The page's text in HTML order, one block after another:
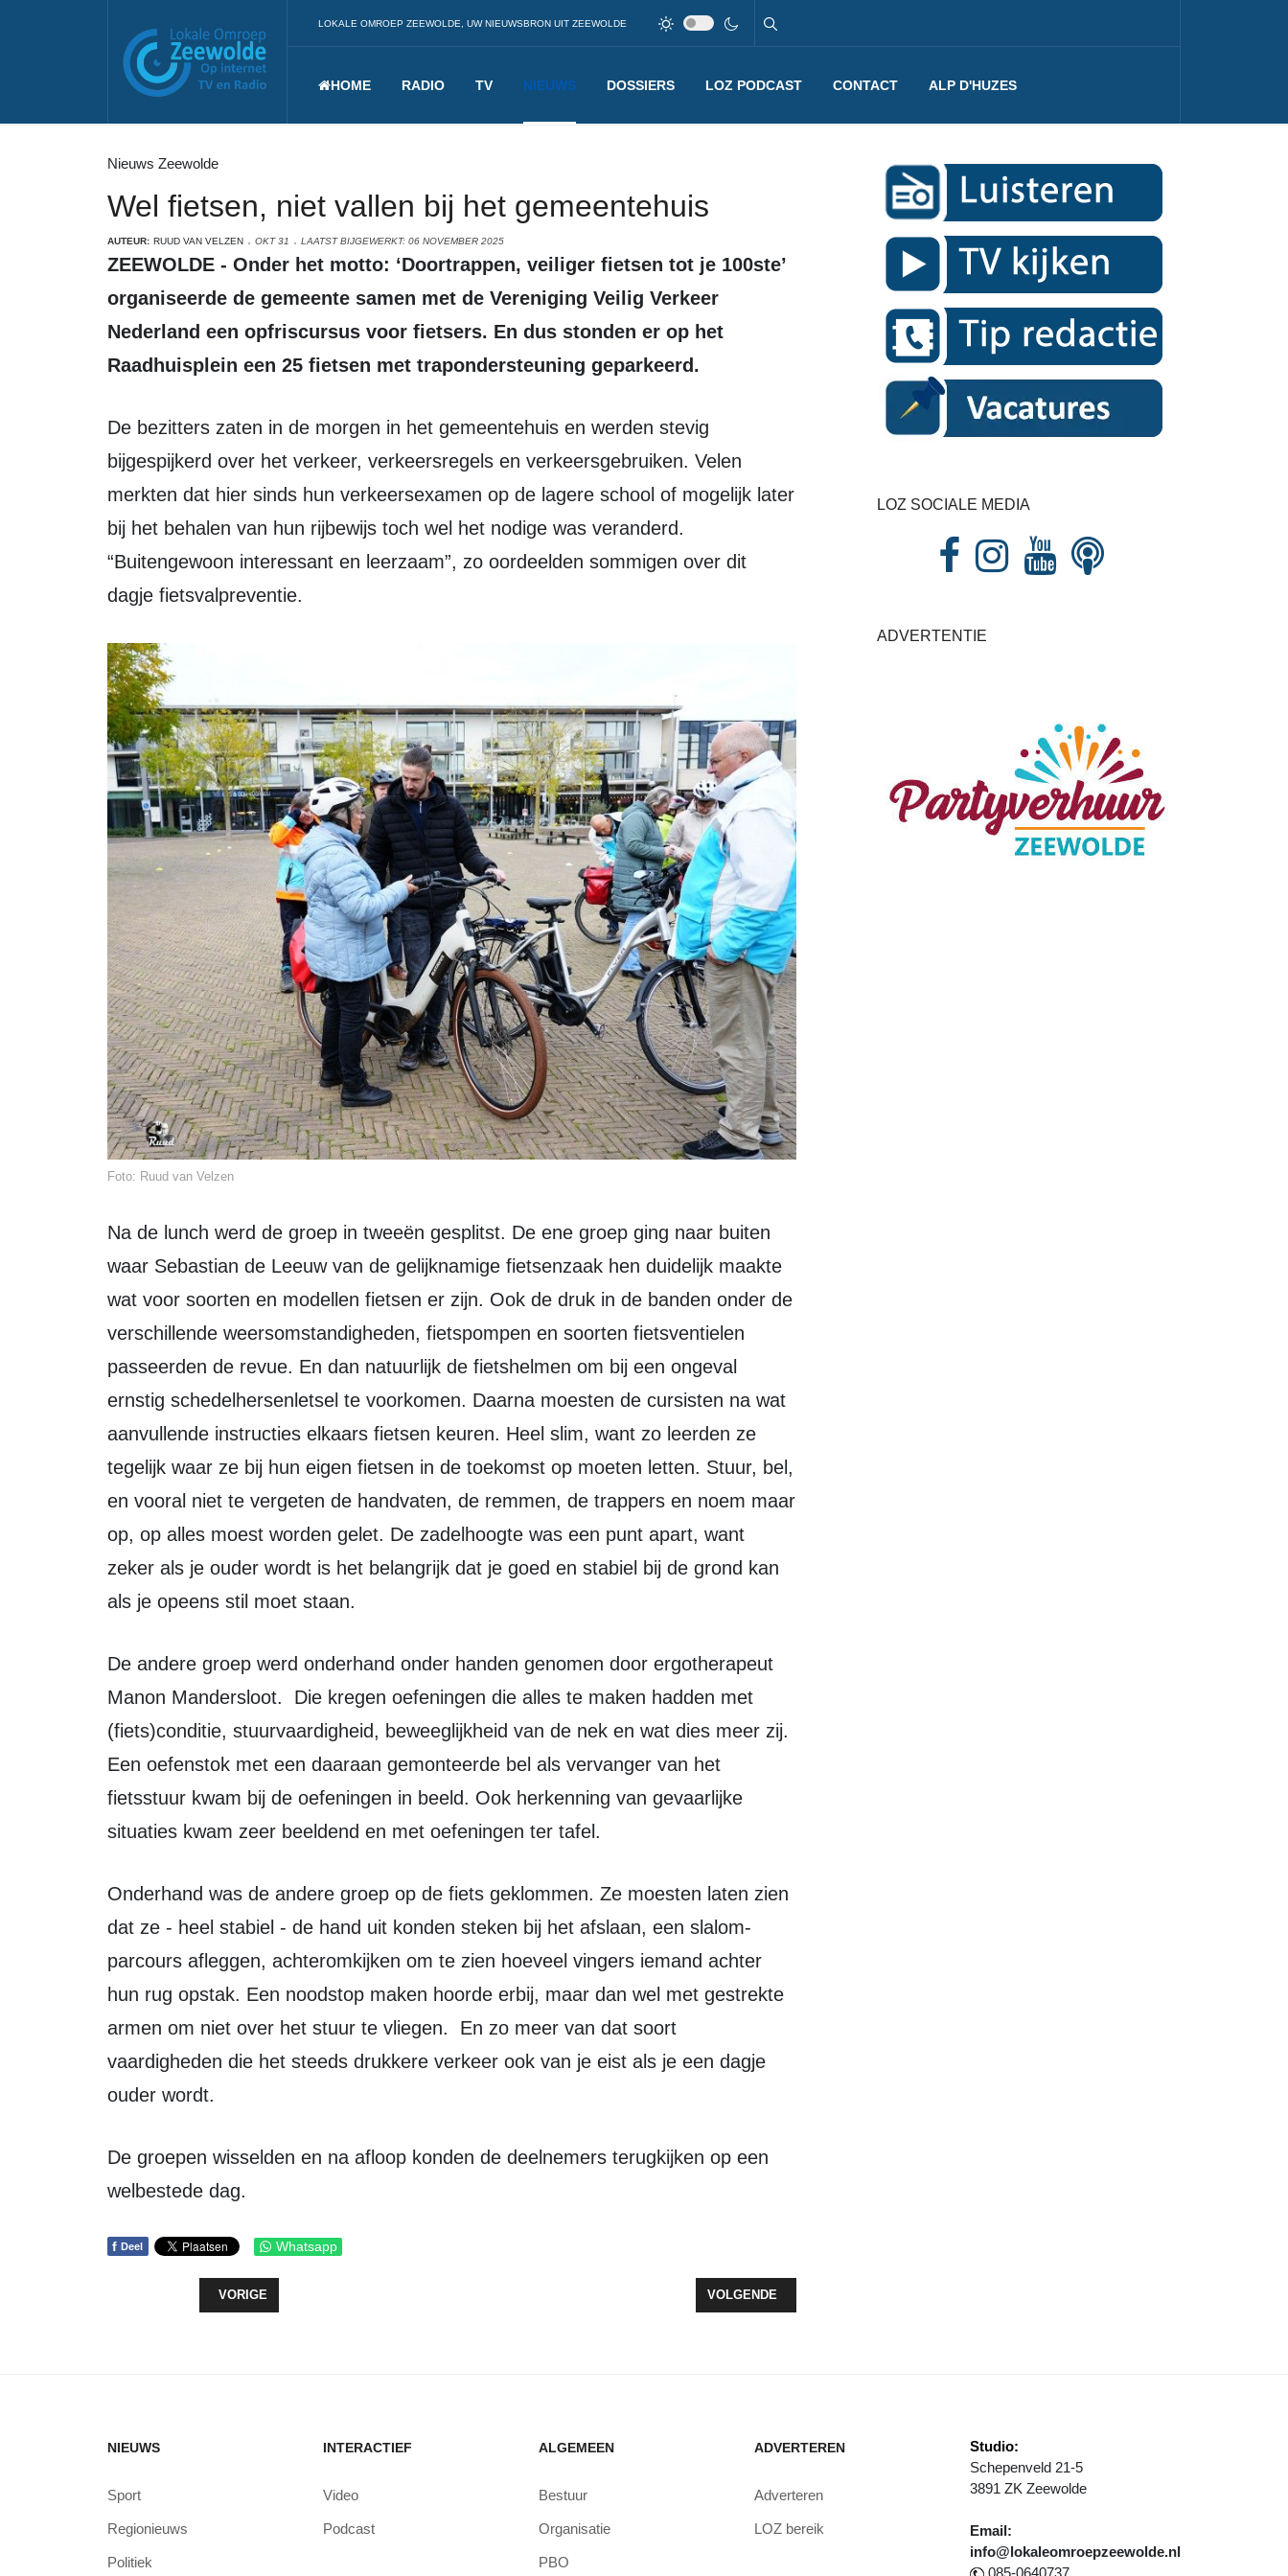
LOKALE OMROEP ZEEWOLDE, UW NIEUWSBRON UIT ZEEWOLDE
HOME RADIO TV NIEUWS DOSSIERS LOZ PODCAST CONTACT ALP D'HUZES
Nieuws Zeewolde
Wel fietsen, niet vallen bij het gemeentehuis
AUTEUR: RUUD VAN VELZEN OKT 31 LAATST BIJGEWERKT: 06 NOVEMBER 2025
ZEEWOLDE - Onder het motto: ‘Doortrappen, veiliger fietsen tot je 100ste’
organiseerde de gemeente samen met de Vereniging Veilig Verkeer
Nederland een opfriscursus voor fietsers. En dus stonden er op het
Raadhuisplein een 25 fietsen met trapondersteuning geparkeerd.
De bezitters zaten in de morgen in het gemeentehuis en werden stevig
bijgespijkerd over het verkeer, verkeersregels en verkeersgebruiken. Velen
merkten dat hier sinds hun verkeersexamen op de lagere school of mogelijk later
bij het behalen van hun rijbewijs toch wel het nodige was veranderd.
“Buitengewoon interessant en leerzaam”, zo oordeelden sommigen over dit
dagje fietsvalpreventie.
Foto: Ruud van Velzen
Na de lunch werd de groep in tweeën gesplitst. De ene groep ging naar buiten
waar Sebastian de Leeuw van de gelijknamige fietsenzaak hen duidelijk maakte
wat voor soorten en modellen fietsen er zijn. Ook de druk in de banden onder de
verschillende weersomstandigheden, fietspompen en soorten fietsventielen
passeerden de revue. En dan natuurlijk de fietshelmen om bij een ongeval
ernstig schedelhersenletsel te voorkomen. Daarna moesten de cursisten na wat
aanvullende instructies elkaars fietsen keuren. Heel slim, want zo leerden ze
tegelijk waar ze bij hun eigen fietsen in de toekomst op moeten letten. Stuur, bel,
en vooral niet te vergeten de handvaten, de remmen, de trappers en noem maar
op, op alles moest worden gelet. De zadelhoogte was een punt apart, want
zeker als je ouder wordt is het belangrijk dat je goed en stabiel bij de grond kan
als je opeens stil moet staan.
De andere groep werd onderhand onder handen genomen door ergotherapeut
Manon Mandersloot. Die kregen oefeningen die alles te maken hadden met
(fiets)conditie, stuurvaardigheid, beweeglijkheid van de nek en wat dies meer zij.
Een oefenstok met een daaraan gemonteerde bel als vervanger van het
fietsstuur kwam bij de oefeningen in beeld. Ook herkenning van gevaarlijke
situaties kwam zeer beeldend en met oefeningen ter tafel.
Onderhand was de andere groep op de fiets geklommen. Ze moesten laten zien
dat ze - heel stabiel - de hand uit konden steken bij het afslaan, een slalom-
parcours afleggen, achteromkijken om te zien hoeveel vingers iemand achter
hun rug opstak. Een noodstop maken hoorde erbij, maar dan wel met gestrekte
armen om niet over het stuur te vliegen. En zo meer van dat soort
vaardigheden die het steeds drukkere verkeer ook van je eist als je een dagje
ouder wordt.
De groepen wisselden en na afloop konden de deelnemers terugkijken op een
welbestede dag.
f Deel Whatsapp
VORIG ARTIKEL: SAMENSPEELORKEST ZEEWOLDE STAAT VOOR EERSTE OPTREDEN
VORIGE VOLGENDE ARTIKEL: FLEVOLAND ERFGOED, EEN WEBSITE VAN VEEL HISTORISCHE
VOLGENDE
LOZ SOCIALE MEDIA
ADVERTENTIE
NIEUWS
Sport
Regionieuws
Politiek
INTERACTIEF
Video
Podcast
ALGEMEEN
Bestuur
Organisatie
PBO
ADVERTEREN
Adverteren
LOZ bereik
Studio:
Schepenveld 21-5
3891 ZK Zeewolde
Email:
info@lokaleomroepzeewolde.nl
085-0640737